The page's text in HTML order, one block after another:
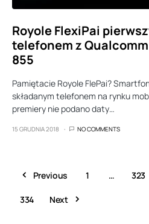
Royole FlexiPai
telefonem z
855
Pamiętacie Royole FlePai?
składanym telefonem na rynku
premiery nie podano daty…
15 GRUDNIA 2018 NO COMMENTS
Previous 1 … 323
334 Next